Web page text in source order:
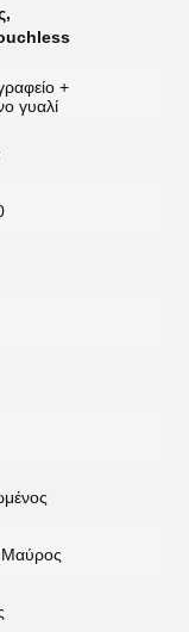
,
+
γυαλί